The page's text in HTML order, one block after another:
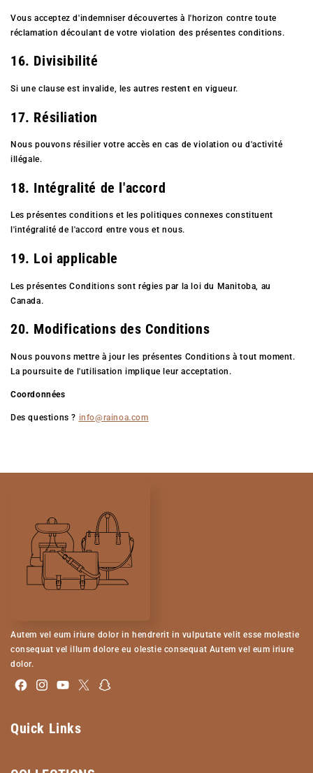
Vous acceptez d'indemniser découvertes à l'horizon contre toute
réclamation découlant de votre violation des présentes conditions.
16. Divisibilité
Si une clause est invalide, les autres restent en vigueur.
17. Résiliation
Nous pouvons résilier votre accès en cas de violation ou d'activité
illégale.
18. Intégralité de l'accord
Les présentes conditions et les politiques connexes constituent
l'intégralité de l'accord entre vous et nous.
19. Loi applicable
Les présentes Conditions sont régies par la loi du Manitoba, au
Canada.
20. Modifications des Conditions
Nous pouvons mettre à jour les présentes Conditions à tout moment.
La poursuite de l'utilisation implique leur acceptation.
Coordonnées
Des questions ? info@rainoa.com
Autem vel eum iriure dolor in hendrerit in vulputate velit esse molestie
consequat vel illum dolore eu olestie consequat Autem vel eum iriure
dolor.
Facebook
Instagram
YouTube
X
Snapchat
Quick Links